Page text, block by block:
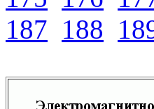
187 188